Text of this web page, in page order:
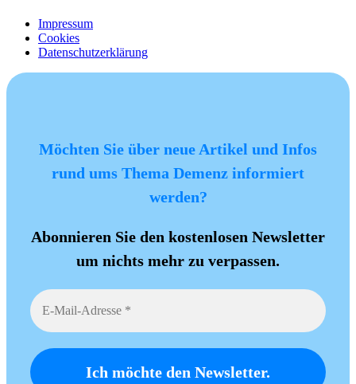
Impressum
Cookies
Datenschutzerklärung
Möchten Sie über neue Artikel und Infos
rund ums Thema Demenz informiert
werden?
Abonnieren Sie den kostenlosen Newsletter
um nichts mehr zu verpassen.